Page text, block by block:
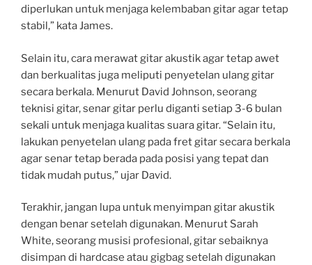
diperlukan untuk menjaga kelembaban gitar agar tetap
stabil,” kata James.
Selain itu, cara merawat gitar akustik agar tetap awet
dan berkualitas juga meliputi penyetelan ulang gitar
secara berkala. Menurut David Johnson, seorang
teknisi gitar, senar gitar perlu diganti setiap 3-6 bulan
sekali untuk menjaga kualitas suara gitar. “Selain itu,
lakukan penyetelan ulang pada fret gitar secara berkala
agar senar tetap berada pada posisi yang tepat dan
tidak mudah putus,” ujar David.
Terakhir, jangan lupa untuk menyimpan gitar akustik
dengan benar setelah digunakan. Menurut Sarah
White, seorang musisi profesional, gitar sebaiknya
disimpan di hardcase atau gigbag setelah digunakan